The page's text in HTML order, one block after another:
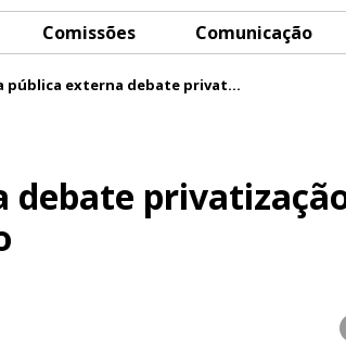
Comissões Comunicação
Audiência pública externa debate privatização da Rodoviária do Plano Piloto